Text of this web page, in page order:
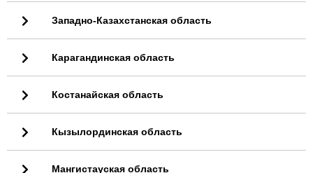
Западно-Казахстанская область
Карагандинская область
Костанайская область
Кызылординская область
Мангистауская область